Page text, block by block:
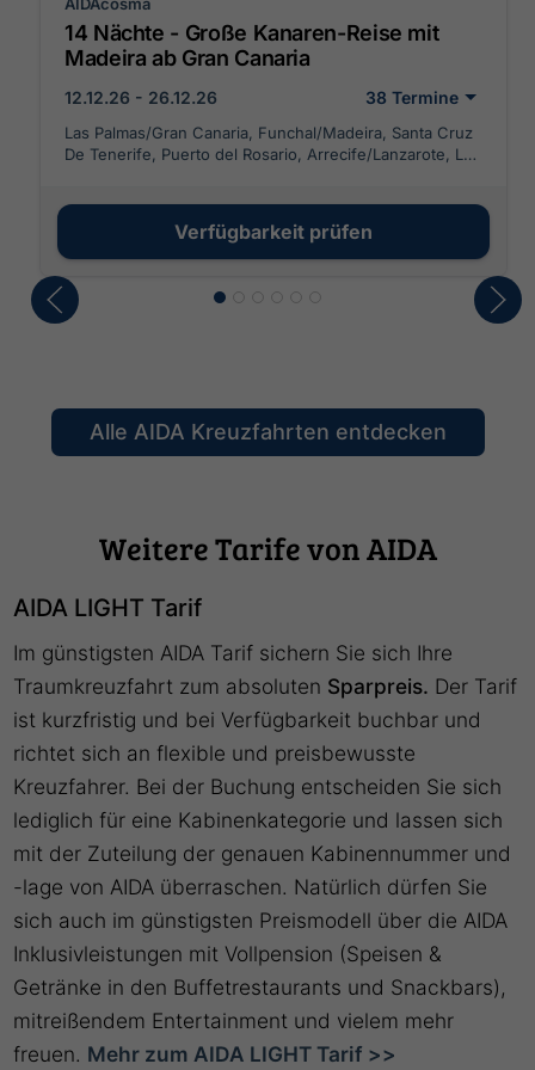
AIDAcosma
14 Nächte - Große Kanaren-Reise mit
Madeira ab Gran Canaria
12.12.26 - 26.12.26 38 Termine
Las Palmas/Gran Canaria, Funchal/Madeira, Santa Cruz
De Tenerife, Puerto del Rosario, Arrecife/Lanzarote, Las
Verfügbarkeit prüfen
Alle AIDA Kreuzfahrten entdecken
Weitere Tarife von AIDA
AIDA LIGHT Tarif
Im günstigsten AIDA Tarif sichern Sie sich Ihre
Traumkreuzfahrt zum absoluten Sparpreis. Der Tarif
ist kurzfristig und bei Verfügbarkeit buchbar und
richtet sich an flexible und preisbewusste
Kreuzfahrer. Bei der Buchung entscheiden Sie sich
lediglich für eine Kabinenkategorie und lassen sich
mit der Zuteilung der genauen Kabinennummer und
-lage von AIDA überraschen. Natürlich dürfen Sie
sich auch im günstigsten Preismodell über die AIDA
Inklusivleistungen mit Vollpension (Speisen &
Getränke in den Buffetrestaurants und Snackbars),
mitreißendem Entertainment und vielem mehr
freuen. Mehr zum AIDA LIGHT Tarif >>